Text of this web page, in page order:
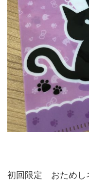
初回限定 おためし